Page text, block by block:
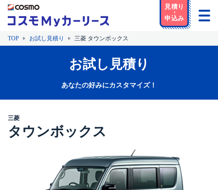
TOP お試し見積り 三菱 タウンボックス
お試し見積り
あなたの好みにカスタマイズ！
三菱
タウンボックス